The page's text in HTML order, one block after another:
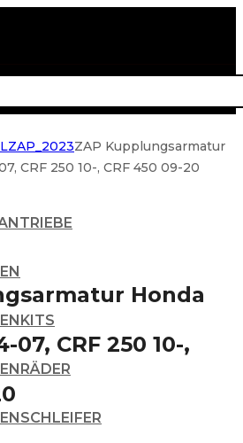
ZAP_2023ZAP Kupplungsarmatur
CRF 250 10-, CRF 450 09-20
Honda
07, CRF 250 10-,